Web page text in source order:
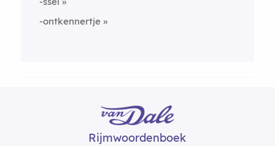
-ontkennertje
Rijmwoordenboek